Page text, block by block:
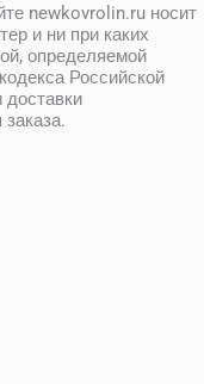
newkovrolin.ru носит
и ни при каких
определяемой
Российской
доставки